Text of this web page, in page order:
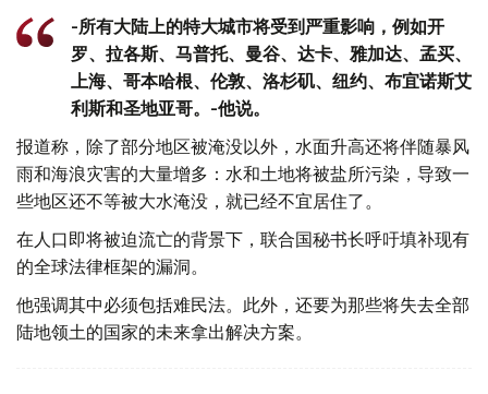
-所有大陆上的特大城市将受到严重影响，例如开
罗、拉各斯、马普托、曼谷、达卡、雅加达、孟买、
上海、哥本哈根、伦敦、洛杉矶、纽约、布宜诺斯艾
利斯和圣地亚哥。-他说。
报道称，除了部分地区被淹没以外，水面升高还将伴随暴风
雨和海浪灾害的大量增多：水和土地将被盐所污染，导致一
些地区还不等被大水淹没，就已经不宜居住了。
在人口即将被迫流亡的背景下，联合国秘书长呼吁填补现有
的全球法律框架的漏洞。
他强调其中必须包括难民法。此外，还要为那些将失去全部
陆地领土的国家的未来拿出解决方案。